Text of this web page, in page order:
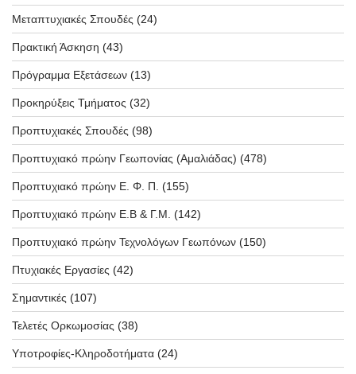
Μεταπτυχιακές Σπουδές (24)
Πρακτική Άσκηση (43)
Πρόγραμμα Εξετάσεων (13)
Προκηρύξεις Τμήματος (32)
Προπτυχιακές Σπουδές (98)
Προπτυχιακό πρώην Γεωπονίας (Αμαλιάδας) (478)
Προπτυχιακό πρώην Ε. Φ. Π. (155)
Προπτυχιακό πρώην Ε.Β & Γ.Μ. (142)
Προπτυχιακό πρώην Τεχνολόγων Γεωπόνων (150)
Πτυχιακές Εργασίες (42)
Σημαντικές (107)
Τελετές Ορκωμοσίας (38)
Υποτροφίες-Κληροδοτήματα (24)